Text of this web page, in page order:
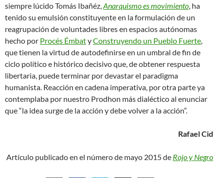
siempre lúcido Tomás Ibañéz,Anarquismo es movimiento, ha
tenido su emulsión constituyente en la formulación de un
reagrupación de voluntades libres en espacios autónomas
hecho por Procés ÉmbatyConstruyendo un Pueblo Fuerte,
que tienen la virtud de autodefinirse en un umbral de fin de
ciclo político e histórico decisivo que, de obtener respuesta
libertaria, puede terminar por devastar el paradigma
humanista. Reacción en cadena imperativa, por otra parte ya
contemplaba por nuestro Prodhon más dialéctico al enunciar
que “la idea surge de la acción y debe volver a la acción”.
Rafael Cid
Artículo publicado en el número de mayo 2015 de Rojo y Negro